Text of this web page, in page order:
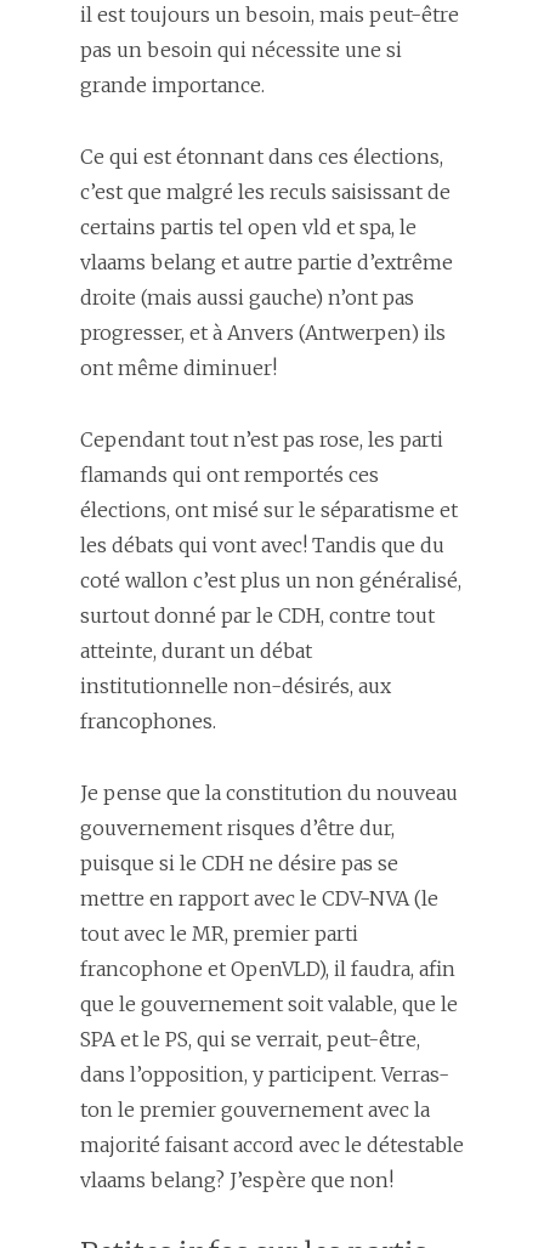
il est toujours un besoin, mais peut-être
pas un besoin qui nécessite une si
grande importance.
Ce qui est étonnant dans ces élections,
c’est que malgré les reculs saisissant de
certains partis tel open vld et spa, le
vlaams belang et autre partie d’extrême
droite (mais aussi gauche) n’ont pas
progresser, et à Anvers (Antwerpen) ils
ont même diminuer!
Cependant tout n’est pas rose, les parti
flamands qui ont remportés ces
élections, ont misé sur le séparatisme et
les débats qui vont avec! Tandis que du
coté wallon c’est plus un non généralisé,
surtout donné par le CDH, contre tout
atteinte, durant un débat
institutionnelle non-désirés, aux
francophones.
Je pense que la constitution du nouveau
gouvernement risques d’être dur,
puisque si le CDH ne désire pas se
mettre en rapport avec le CDV-NVA (le
tout avec le MR, premier parti
francophone et OpenVLD), il faudra, afin
que le gouvernement soit valable, que le
SPA et le PS, qui se verrait, peut-être,
dans l’opposition, y participent. Verras-
ton le premier gouvernement avec la
majorité faisant accord avec le détestable
vlaams belang? J’espère que non!